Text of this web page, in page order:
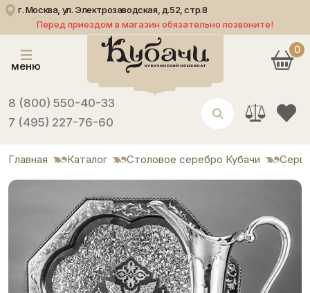
г. Москва, ул. Электрозаводская, д.52, стр.8
Перед приездом в магазин обязательно позвоните!
меню
8 (800) 550-40-33
7 (495) 227-76-60
0
Главная Каталог Столовое серебро Кубачи